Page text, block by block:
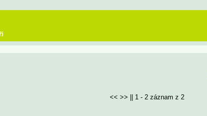
<< >> || 1 - 2 záznam z 2